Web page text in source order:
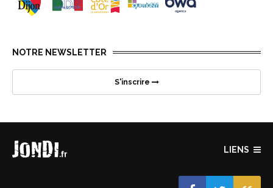
NOTRE NEWSLETTER
S'inscrire
LIENS